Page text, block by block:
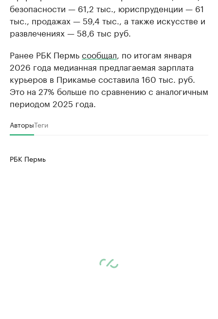
безопасности — 61,2 тыс., юриспруденции — 61
тыс., продажах — 59,4 тыс., а также искусстве и
развлечениях — 58,6 тыс руб.
Ранее РБК Пермьсообщал , по итогам января
2026 года медианная предлагаемая зарплата
курьеров в Прикамье составила 160 тыс. руб.
Это на 27% больше по сравнению с аналогичным
периодом 2025 года.
АвторыТеги
РБК Пермь